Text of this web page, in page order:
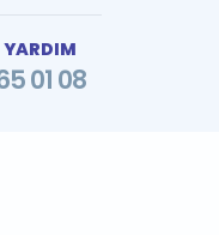
01 08